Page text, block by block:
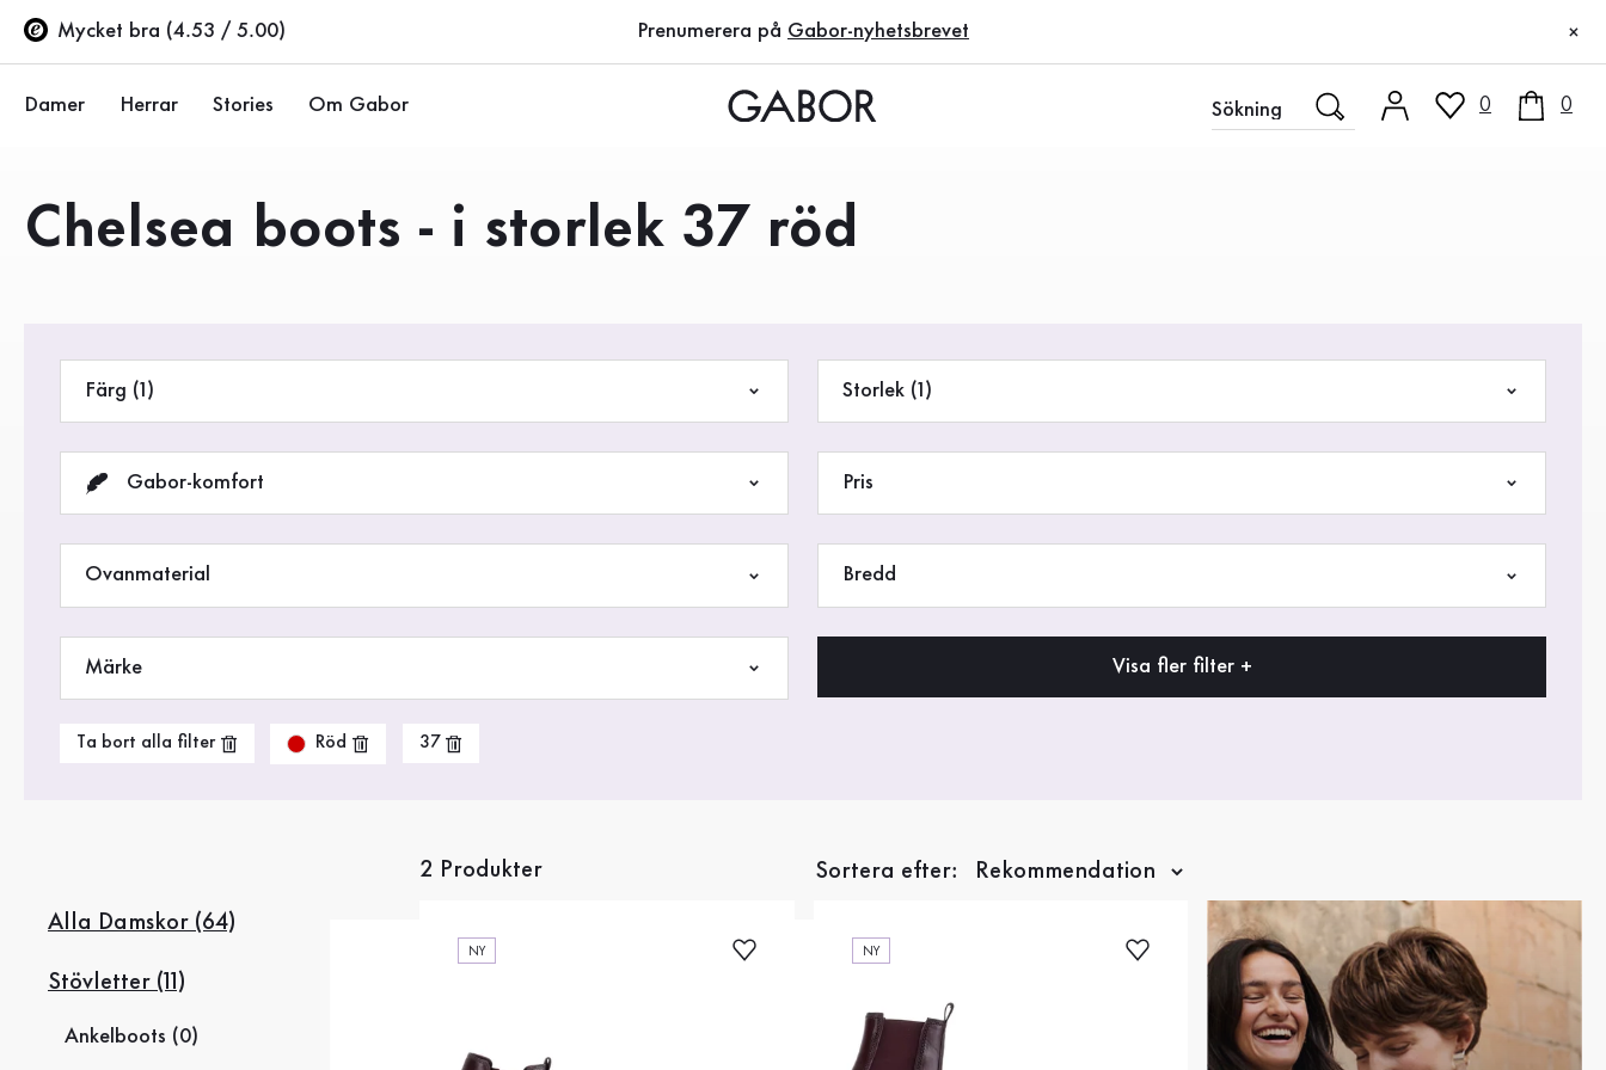
Till huvudinnehåll
Till innehållsförteckning
Till huvudnavigation
Mycket bra (4.53 / 5.00)
Prenumerera på Gabor-nyhetsbrevet ×
Damer
Halvskor
Sneakers
Stövlar
Herrar
Halvskor
Stories Om Gabor
Hållbarhet
0 0
Produkter
Chelsea boots - i storlek 37 röd
Färg (1) Storlek (1)
Gabor-komfort Pris
Ovanmaterial Bredd
Märke Visa fler filter +
Ta bort alla filter Röd 37
Alla Damskor (64)
Stövletter (11)
Ankelboots (0)
2 Produkter Sortera efter:
NY NY